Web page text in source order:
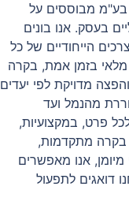
בע"מ מבוססים על
בעסק. אנו בונים
הייחודיים של כל
מלאי בזמן אמת, בקרה
מדויקת לפי יעדים
מהנמל ועד
פרט, במקצועיות,
בקרה מתקדמות,
מיומן, אנו מאפשרים
דואגים לתפעול